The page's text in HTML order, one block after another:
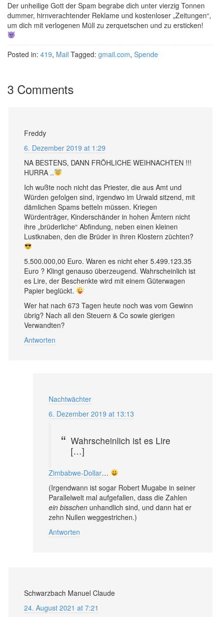
Der unheilige Gott der Spam begrabe dich unter vierzig Tonnen
dummer, hirnverachtender Reklame und kostenloser „Zeitungen“,
um dich mit verlogenen Müll zu zerquetschen und zu ersticken!
Posted in: 419, Mail Tagged: gmail.com, Spende
3 Comments
Freddy
6. Dezember 2019 at 1:29
NA BESTENS, DANN FRÖHLICHE WEIHNACHTEN !!!
HURRA ..
Ich wußte noch nicht das Priester, die aus Amt und
Würden gefolgen sind, irgendwo im Urwald sitzend, mit
dämlichen Spams betteln müssen. Kriegen
Würdenträger, Kinderschänder in hohen Ämtern nicht
ihre „brüderliche“ Abfindung, neben einen kleinen
Lustknaben, den die Brüder in ihren Klostern züchten?
5.500.000,00 Euro. Waren es nicht eher 5.499.123.35
Euro ? Klingt genauso überzeugend. Wahrscheinlich ist
es Lire, der Beschenkte wird mit einem Güterwagen
Papier beglückt.
Wer hat nach 673 Tagen heute noch was vom Gewinn
übrig? Nach all den Steuern & Co sowie gierigen
Verwandten?
Antworten
Nachtwächter
6. Dezember 2019 at 13:13
Wahrscheinlich ist es Lire
[…]
Zimbabwe-Dollar…
(Irgendwann ist sogar Robert Mugabe in seiner
Parallelwelt mal aufgefallen, dass die Zahlen
ein bisschen unhandlich sind, und dann hat er
zehn Nullen weggestrichen.)
Antworten
Schwarzbach Manuel Claude
24. August 2021 at 7:21